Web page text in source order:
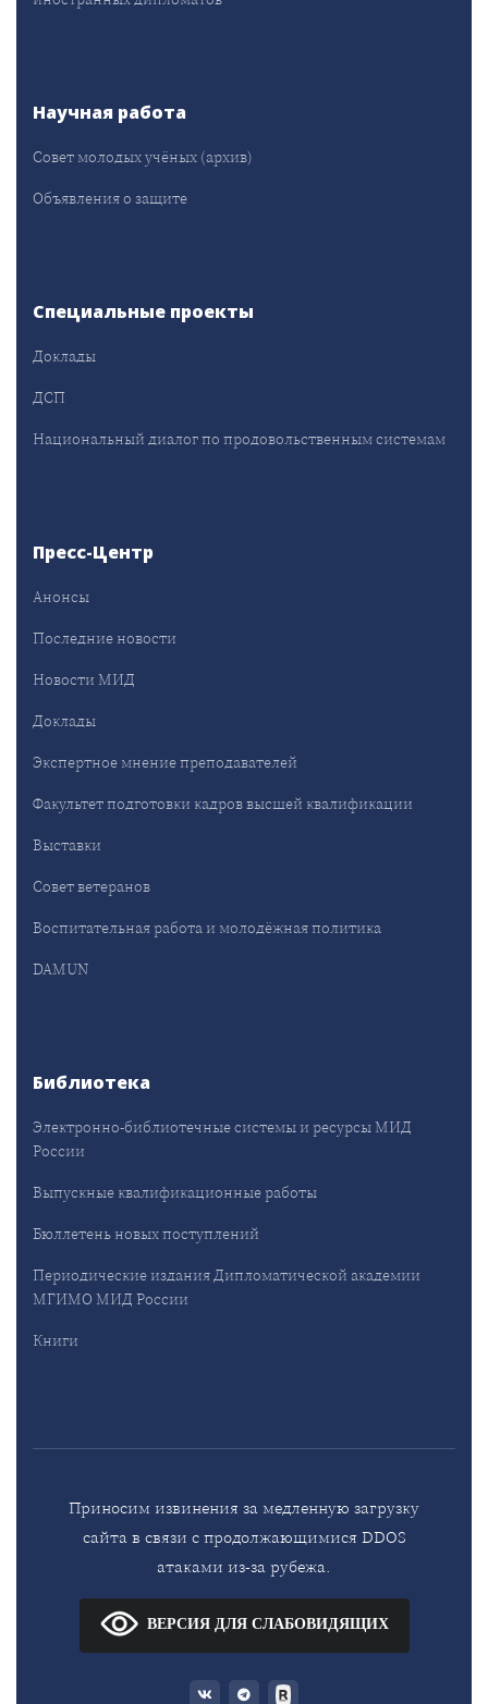
Научная работа
Совет молодых учёных (архив)
Объявления о защите
Специальные проекты
Доклады
ДСП
Национальный диалог по продовольственным системам
Пресс-Центр
Анонсы
Последние новости
Новости МИД
Доклады
Экспертное мнение преподавателей
Факультет подготовки кадров высшей квалификации
Выставки
Совет ветеранов
Воспитательная работа и молодёжная политика
DAMUN
Библиотека
Электронно-библиотечные системы и ресурсы МИД
России
Выпускные квалификационные работы
Бюллетень новых поступлений
Периодические издания Дипломатической академии
МГИМО МИД России
Книги
Приносим извинения за медленную загрузку
сайта в связи с продолжающимися DDOS
атаками из-за рубежа.
ВЕРСИЯ ДЛЯ СЛАБОВИДЯЩИХ